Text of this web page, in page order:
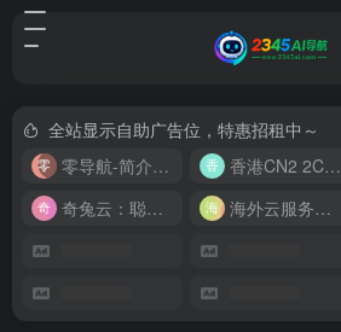
全站显示自助广告位，特惠招租中～
零导航-简介实用的网址导航
香港CN2 2C2G20M 9.9/月
奇兔云：聪明人的“省”钱计划！
海外云服务器全网最低价